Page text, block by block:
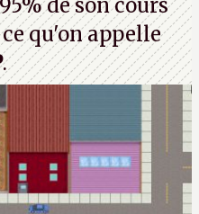
de son cours
qu'on appelle
.